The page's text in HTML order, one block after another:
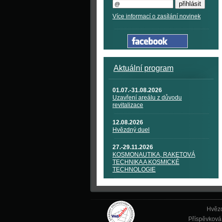
Více informací o zasílání novinek
Aktuální program
01.07.-31.08.2026
Uzavření areálu z důvodu
revitalizace
12.08.2026
Hvězdný duel
27.-29.11.2026
KOSMONAUTIKA, RAKETOVÁ
TECHNIKA A KOSMICKÉ
TECHNOLOGIE